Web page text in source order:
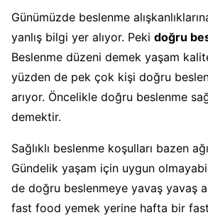
Günümüzde beslenme
yanlış bilgi yer alıyor. Peki doğru
Beslenme düzeni demek yaşam
yüzden de pek çok kişi doğru
arıyor. Öncelikle doğru beslenme
demektir.
Sağlıklı beslenme koşulları bazen
Gündelik yaşam için uygun
de doğru beslenmeye yavaş yavaş
fast food yemek yerine hafta bir